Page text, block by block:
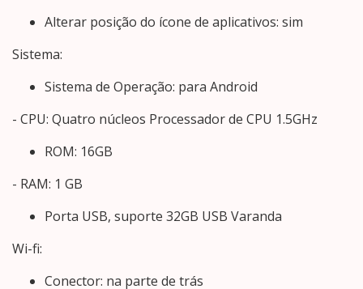
Alterar posição do ícone de aplicativos: sim
Sistema:
Sistema de Operação: para Android
- CPU: Quatro núcleos Processador de CPU 1.5GHz
ROM: 16GB
- RAM: 1 GB
Porta USB, suporte 32GB USB Varanda
Wi-fi:
Conector: na parte de trás